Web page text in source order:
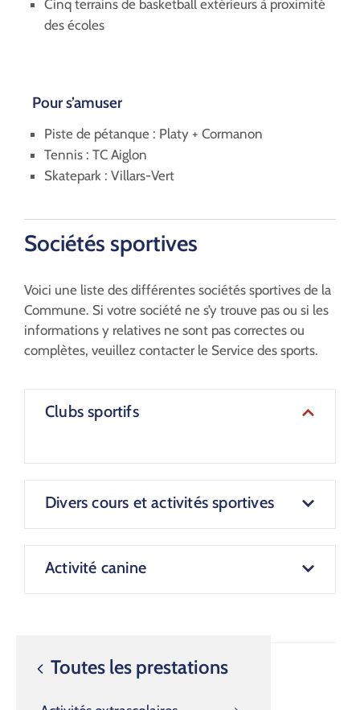
Cinq terrains de basketball extérieurs à proximité
des écoles
Pour s’amuser
Piste de pétanque : Platy + Cormanon
Tennis : TC Aiglon
Skatepark : Villars-Vert
Sociétés sportives
Voici une liste des différentes sociétés sportives de la
Commune. Si votre société ne s’y trouve pas ou si les
informations y relatives ne sont pas correctes ou
complètes, veuillez contacter le Service des sports.
Clubs sportifs
Divers cours et activités sportives
Activité canine
Toutes les prestations